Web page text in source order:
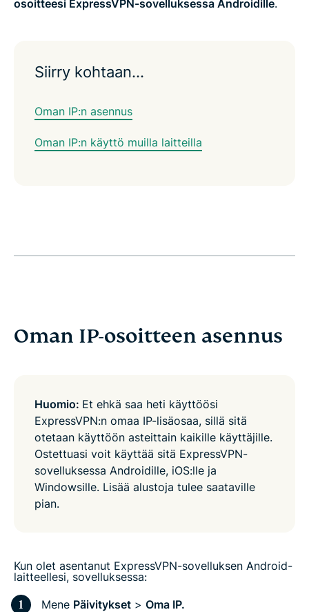
osoitteesi ExpressVPN-sovelluksessa Androidille.
Siirry kohtaan…
Oman IP:n asennus
Oman IP:n käyttö muilla laitteilla
Oman IP-osoitteen asennus
Huomio: Et ehkä saa heti käyttöösi
ExpressVPN:n omaa IP-lisäosaa, sillä sitä
otetaan käyttöön asteittain kaikille käyttäjille.
Ostettuasi voit käyttää sitä ExpressVPN-
sovelluksessa Androidille, iOS:lle ja
Windowsille. Lisää alustoja tulee saataville
pian.
Kun olet asentanut ExpressVPN-sovelluksen Android-
laitteellesi, sovelluksessa:
Mene Päivitykset > Oma IP.